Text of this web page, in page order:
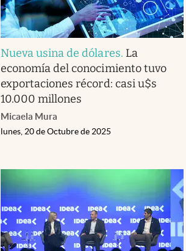
Nueva usina de dólares. La
economía del conocimiento tuvo
exportaciones récord: casi u$s
10.000 millones
Micaela Mura
lunes, 20 de Octubre de 2025